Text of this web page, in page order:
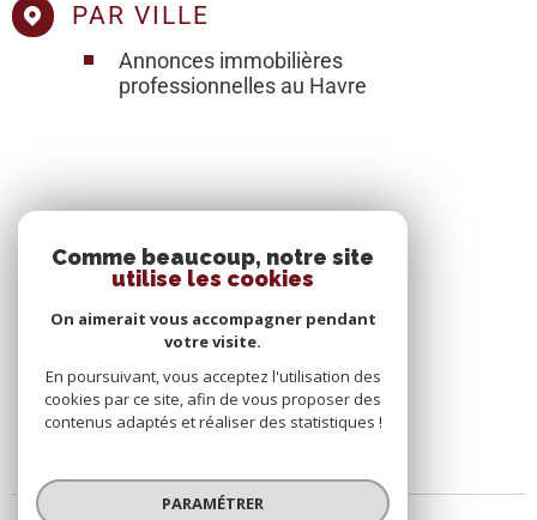
PAR VILLE
Annonces immobilières
professionnelles au Havre
Comme beaucoup, notre site
utilise les cookies
On aimerait vous accompagner pendant
votre visite.
En poursuivant, vous acceptez l'utilisation des
cookies par ce site, afin de vous proposer des
contenus adaptés et réaliser des statistiques !
PARAMÉTRER